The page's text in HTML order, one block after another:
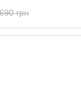
C
690 грн